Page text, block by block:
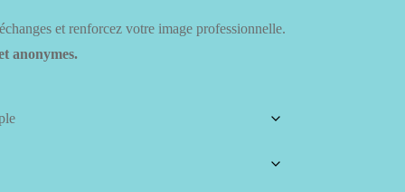
:
9,90 €
€
et renforcez votre image professionnelle.
anonymes.